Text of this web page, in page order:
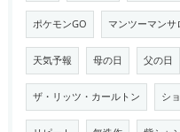
ポケモンGO マンツーマンサ
天気予報 母の日 父の日
ザ・リッツ・カールトン シ